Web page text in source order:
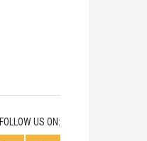
FOLLOW US ON: